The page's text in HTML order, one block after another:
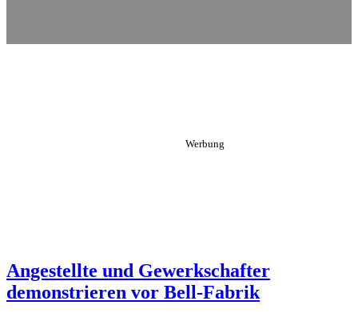
Angestellte und Gewerkschafter
demonstrieren vor Bell-Fabrik